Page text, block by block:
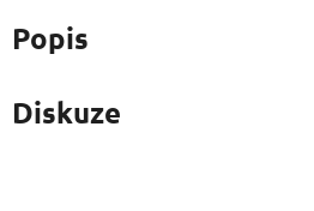
Popis
Diskuze